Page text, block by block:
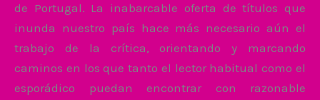
de Portugal. La inabarcable oferta de títulos que
inunda nuestro país hace más necesario aún el
trabajo de la crítica, orientando y marcando
caminos en los que tanto el lector habitual como el
esporádico puedan encontrar con razonable